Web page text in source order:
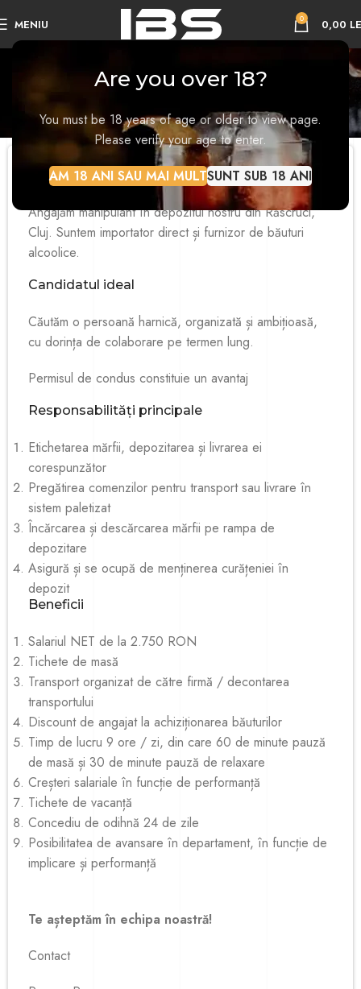
Are you over 18?
You must be 18 years of age or older to view page.
Please verify your age to enter.
AM 18 ANI SAU MAI MULTSUNT SUB 18 ANI
MENIU 0 0,00
Cariere – Manipulant
Depozit
Acasă Cariere – Manipulant Depozit
🤞Hai în echipa IBS!
Angajăm manipulant în depozitul nostru din Răscruci,
Cluj. Suntem importator direct și furnizor de băuturi
alcoolice.
Candidatul ideal
Căutăm o persoană harnică, organizată și ambițioasă,
cu dorința de colaborare pe termen lung.
Permisul de condus constituie un avantaj
Responsabilități principale
Etichetarea mărfii, depozitarea și livrarea ei
corespunzător
Pregătirea comenzilor pentru transport sau livrare în
sistem paletizat
Încărcarea și descărcarea mărfii pe rampa de
depozitare
Asigură și se ocupă de menținerea curățeniei în
depozit
Beneficii
Salariul NET de la 2.750 RON
Tichete de masă
Transport organizat de către firmă / decontarea
transportului
Discount de angajat la achiziționarea băuturilor
Timp de lucru 9 ore / zi, din care 60 de minute pauză
de masă și 30 de minute pauză de relaxare
Creșteri salariale în funcție de performanță
Tichete de vacanță
Concediu de odihnă 24 de zile
Posibilitatea de avansare în departament, în funcție de
implicare și performanță
Te așteptăm în echipa noastră!
Contact